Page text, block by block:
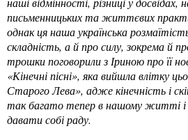
письменницьких та життєвих
однак ця наша українська
складність, а й про силу, зокрема й
трошки поговорили з Іриною про її
«Кінечні пісні», яка вийшла влітку
Старого Лева», адже кінечність і
так багато тепер в нашому житті і
давати собі раду.